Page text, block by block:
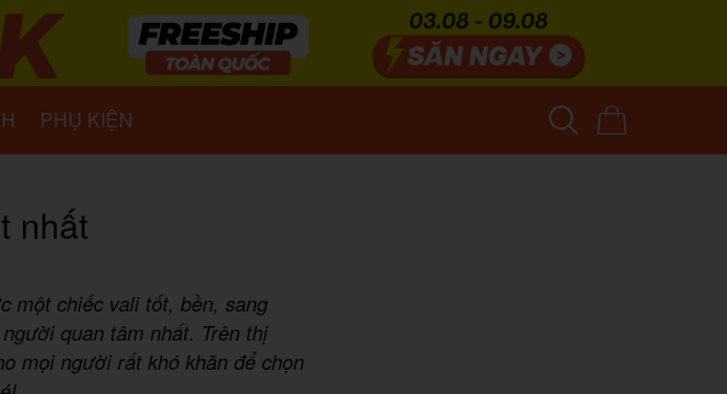
PHỤ KIỆN
nhất
một chiếc vali tốt, bền, sang
quan tâm nhất. Trên thị
mọi người rất khó khăn để chọn